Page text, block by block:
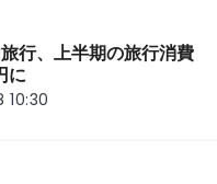
行、上半期の旅行消費
に